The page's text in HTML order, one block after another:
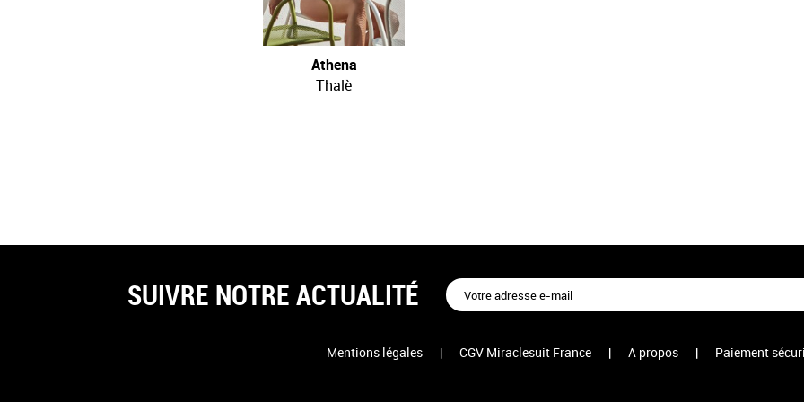
Athena
Thalè
SUIVRE NOTRE ACTUALITÉ
Mentions légales | CGV Miraclesuit France | A propos | Paiement